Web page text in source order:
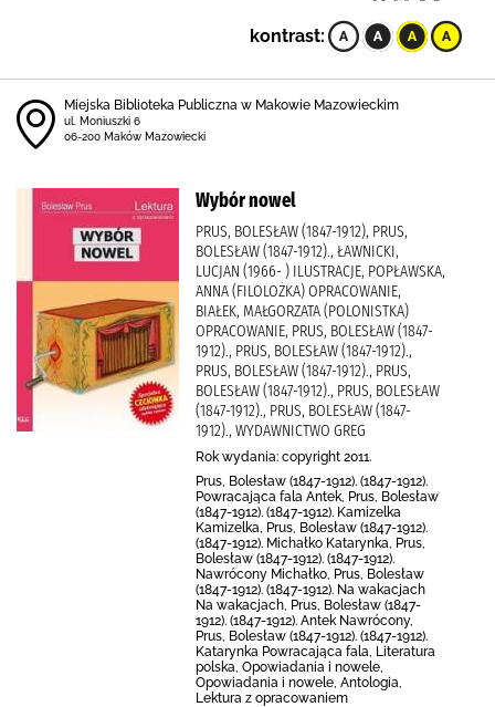
kontrast:
Miejska Biblioteka Publiczna w Makowie Mazowieckim
ul. Moniuszki 6
06-200 Maków Mazowiecki
Wybór nowel
PRUS, BOLESŁAW (1847-1912), PRUS,
BOLESŁAW (1847-1912)., ŁAWNICKI,
LUCJAN (1966- ) ILUSTRACJE, POPŁAWSKA,
ANNA (FILOLOŻKA) OPRACOWANIE,
BIAŁEK, MAŁGORZATA (POLONISTKA)
OPRACOWANIE, PRUS, BOLESŁAW (1847-
1912)., PRUS, BOLESŁAW (1847-1912).,
PRUS, BOLESŁAW (1847-1912)., PRUS,
BOLESŁAW (1847-1912)., PRUS, BOLESŁAW
(1847-1912)., PRUS, BOLESŁAW (1847-
1912)., WYDAWNICTWO GREG
Rok wydania: copyright 2011.
Prus, Bolesław (1847-1912). (1847-1912).
Powracająca fala Antek, Prus, Bolesław
(1847-1912). (1847-1912). Kamizelka
Kamizelka, Prus, Bolesław (1847-1912).
(1847-1912). Michałko Katarynka, Prus,
Bolesław (1847-1912). (1847-1912).
Nawrócony Michałko, Prus, Bolesław
(1847-1912). (1847-1912). Na wakacjach
Na wakacjach, Prus, Bolesław (1847-
1912). (1847-1912). Antek Nawrócony,
Prus, Bolesław (1847-1912). (1847-1912).
Katarynka Powracająca fala, Literatura
polska, Opowiadania i nowele,
Opowiadania i nowele, Antologia,
Lektura z opracowaniem